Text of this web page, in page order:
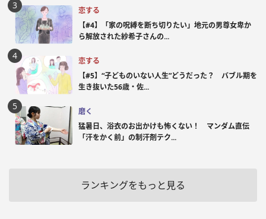
恋する
【#4】「家の呪縛を断ち切りたい」地元の男尊女卑か
ら解放された紗希子さんの...
恋する
【#5】“子どものいない人生”どうだった？ バブル期を
生き抜いた56歳・佐...
磨く
猛暑日、浴衣のお出かけも怖くない！ マンダム直伝
「汗をかく前」の制汗剤テク...
ランキングをもっと見る